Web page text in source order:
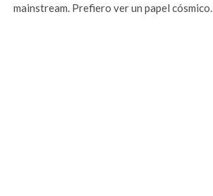
mainstream. Prefiero ver un papel cósmico.